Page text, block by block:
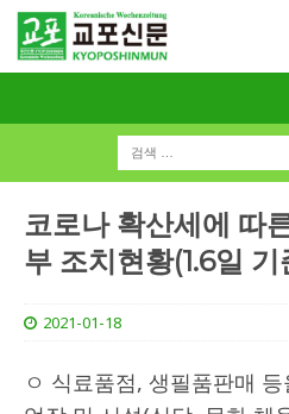
코로나 확산세에 따
부 조치현황(1.6일 기
2021-01-18
ㅇ 식료품점, 생필품판매